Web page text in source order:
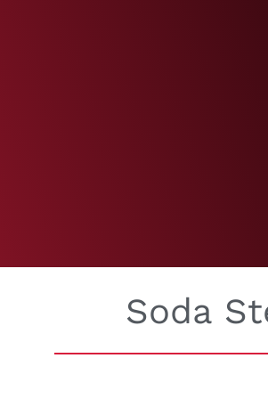
Soda